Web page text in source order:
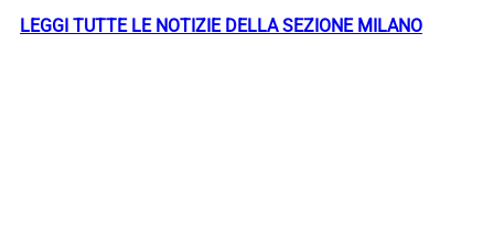
LEGGI TUTTE LE NOTIZIE DELLA SEZIONE MILANO